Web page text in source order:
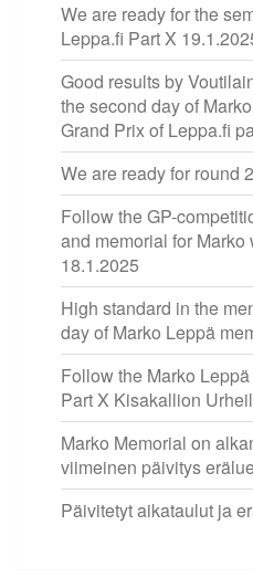
We are ready for the
Leppa.fi Part X
Good results by
the second day of
Grand Prix of Leppa.fi
We are ready for round
Follow the GP-
and memorial for
18.1.2025
High standard in the
day of Marko Leppä
Follow the Marko
Part X Kisakallion
Marko Memorial on
viimeinen päivitys
Päivitetyt aikataulut ja